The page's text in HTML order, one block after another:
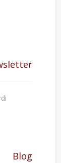
Blog